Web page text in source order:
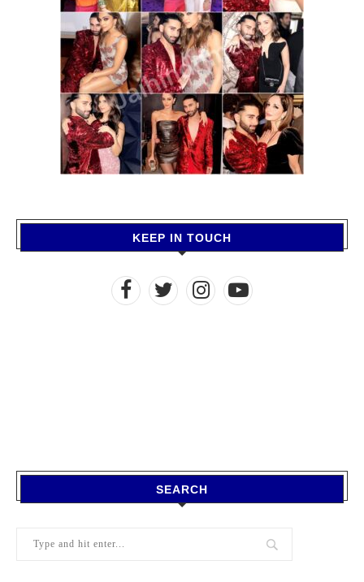
KEEP IN TOUCH
SEARCH